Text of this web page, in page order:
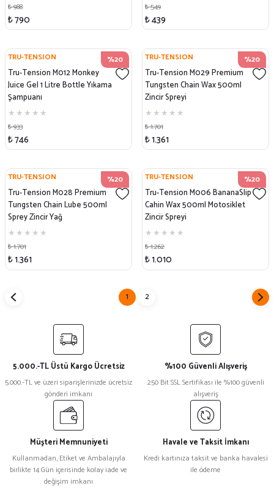
₺ 988
₺ 790
₺ 549
₺ 439
%20
TRU-TENSION
Tru-Tension M012 Monkey
Juice Gel 1 Litre Bottle Yıkama
Şampuanı
₺ 933
₺ 746
%20
TRU-TENSION
Tru-Tension M029 Premium
Tungsten Chain Wax 500ml
Zincir Spreyi
₺ 1.701
₺ 1.361
%20
TRU-TENSION
Tru-Tension M028 Premium
Tungsten Chain Lube 500ml
Sprey Zincir Yağ
₺ 1.701
₺ 1.361
%20
TRU-TENSION
Tru-Tension M006 BananaSlip
Cahin Wax 500ml Motosiklet
Zincir Spreyi
₺ 1.262
₺ 1.010
1 2
5.000.-TL Üstü Kargo Ücretsiz
5.000.-TL ve üzeri siparişlerinizde ücretsiz
gönderi imkanı
%100 Güvenli Alışveriş
250 Bit SSL Sertifikası ile %100 güvenli
alışveriş
Müşteri Memnuniyeti
Kullanmadan, Etiket ve Ambalajıyla
birlikte 14 Gün içerisinde kolay iade ve
değişim imkanı
Havale ve Taksit İmkanı
Kredi kartınıza taksit ve banka havalesi
ile ödeme